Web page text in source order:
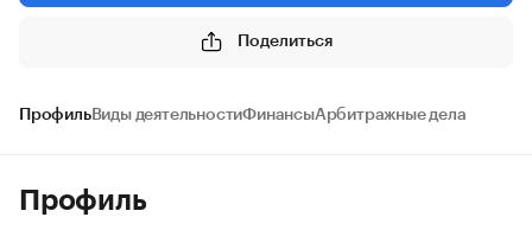
Поделиться
ПрофильВиды деятельностиФинансыАрбитражные дела
Профиль